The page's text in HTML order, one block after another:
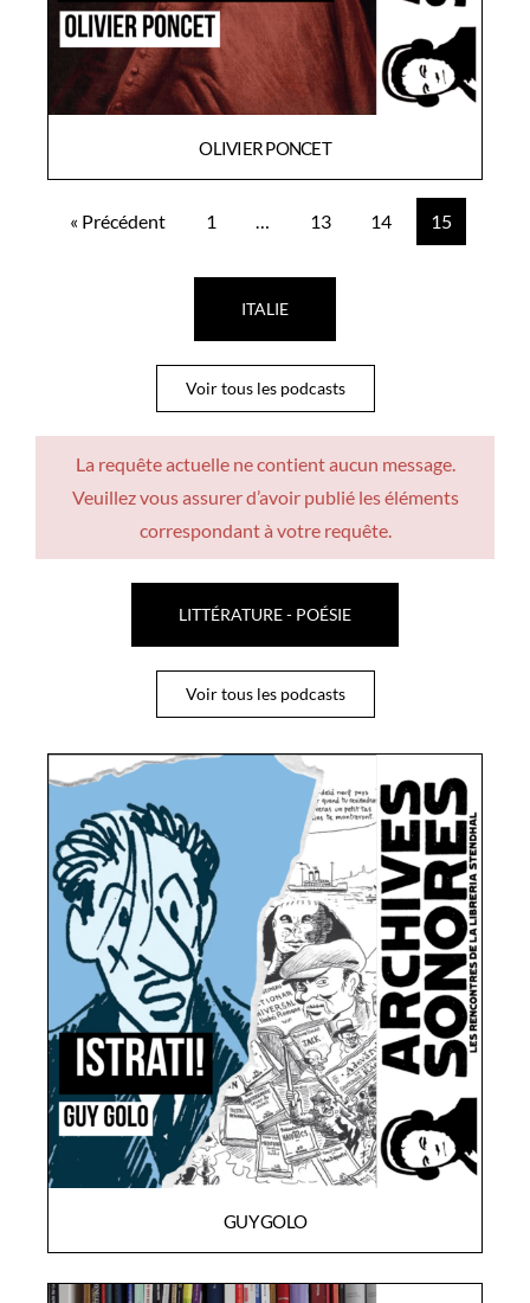
OLIVIER PONCET
« Précédent 1 … 13 14 15
ITALIE
Voir tous les podcasts
La requête actuelle ne contient aucun message.
Veuillez vous assurer d’avoir publié les éléments
correspondant à votre requête.
LITTÉRATURE - POÉSIE
Voir tous les podcasts
GUY GOLO